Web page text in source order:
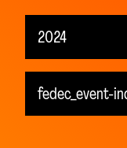
2024
À venir
fedec_event-